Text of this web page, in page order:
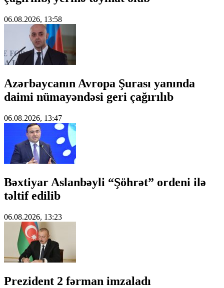
06.08.2026, 13:58
Azərbaycanın Avropa Şurası yanında
daimi nümayəndəsi geri çağırılıb
06.08.2026, 13:47
Bəxtiyar Aslanbəyli “Şöhrət” ordeni ilə
təltif edilib
06.08.2026, 13:23
Prezident 2 fərman imzaladı